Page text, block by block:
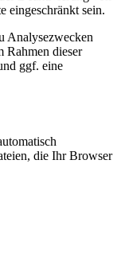
eingeschränkt sein.
Analysezwecken
Rahmen dieser
ggf. eine
die Ihr Browser